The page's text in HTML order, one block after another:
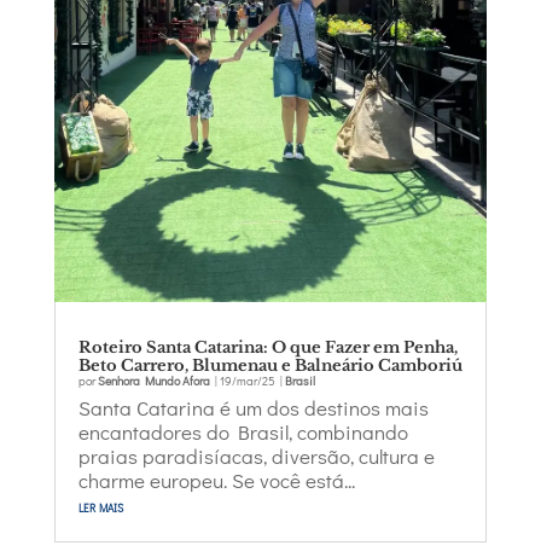
Roteiro Santa Catarina: O que Fazer em Penha,
Beto Carrero, Blumenau e Balneário Camboriú
porSenhora Mundo Afora| 19/mar/25 Brasil
Santa Catarina é um dos destinos mais
encantadores do Brasil, combinando
praias paradisíacas, diversão, cultura e
charme europeu. Se você está...
ler mais